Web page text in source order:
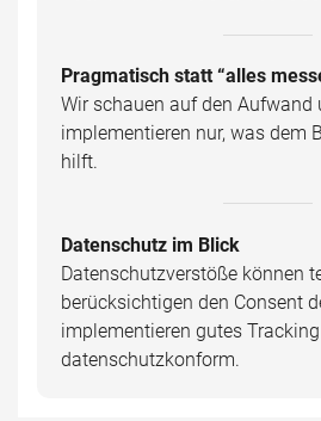
Pragmatisch statt “alles
Wir schauen auf den Aufwand
implementieren nur, was dem
hilft.
Datenschutz im Blick
Datenschutzverstöße können
berücksichtigen den Consent
implementieren gutes Tracking
datenschutzkonform.